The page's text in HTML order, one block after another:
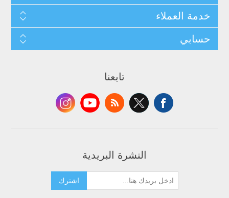
خدمة العملاء
حسابي
تابعنا
النشرة البريدية
اشترك